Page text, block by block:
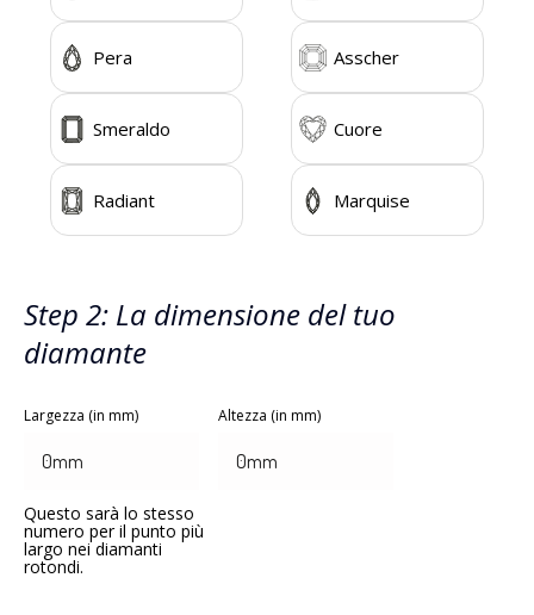
Pera Asscher
Smeraldo Cuore
Radiant Marquise
Step 2: La dimensione del tuo
diamante
Largezza (in mm)
Questo sarà lo stesso
numero per il punto più
largo nei diamanti
rotondi.
Altezza (in mm)